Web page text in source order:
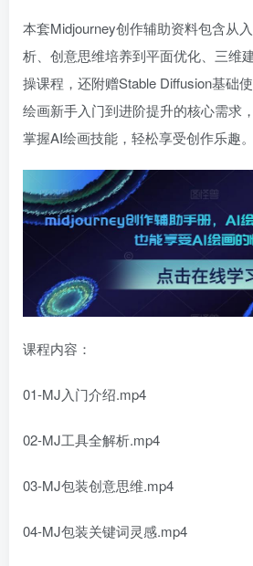
本套Midjourney创作辅助资料包含从
析、创意思维培养到平面优化、三维
操课程，还附赠Stable Diffusion基础
绘画新手入门到进阶提升的核心需求
掌握AI绘画技能，轻松享受创作乐趣。
课程内容：
01-MJ入门介绍.mp4
02-MJ工具全解析.mp4
03-MJ包装创意思维.mp4
04-MJ包装关键词灵感.mp4